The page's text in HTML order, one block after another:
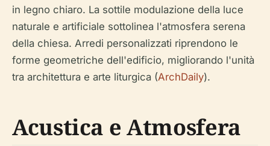
in legno chiaro. La sottile modulazione della luce
naturale e artificiale sottolinea l'atmosfera serena
della chiesa. Arredi personalizzati riprendono le
forme geometriche dell'edificio, migliorando l'unità
tra architettura e arte liturgica (ArchDaily).
Acustica e Atmosfera